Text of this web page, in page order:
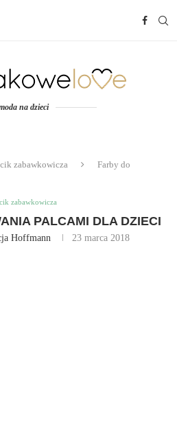
na dzieci
zabawkowicza
Farby do
zabawkowicza
PALCAMI DLA DZIECI
Hoffmann 23 marca 2018